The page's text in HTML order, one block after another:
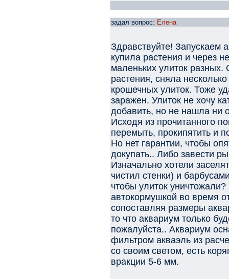
задал вопрос: Елена
Здравствуйте! Запускаем
купила растения и через
маленьких улиток
растения, сняла
крошечных улиток. Тоже
заражен. Улиток не хочу
добавить, но не нашла ни
Исходя из прочитанного
перемыть, прокипятить и
Но нет гарантии, чтобы
докупать.. Либо завести
Изначально хотели
чистил стенки) и
чтобы улиток
автокормушкой во время
сопоставляя размеры
то что аквариум только
пожалуйста.. Аквариум
фильтром акваэль из
со своим светом, есть
вракции 5-6 мм.